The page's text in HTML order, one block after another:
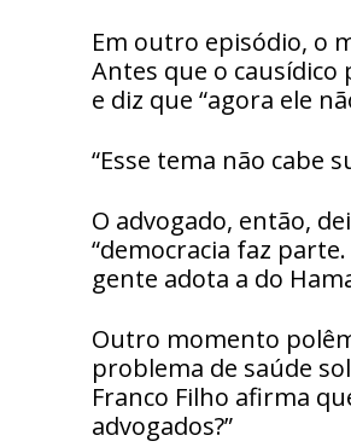
Em outro episódio, o
Antes que o
e diz que “agora ele
“Esse tema não cabe
O advogado, então,
“democracia faz
gente adota a do
Outro momento
problema de saúde
Franco Filho afirma
advogados?”